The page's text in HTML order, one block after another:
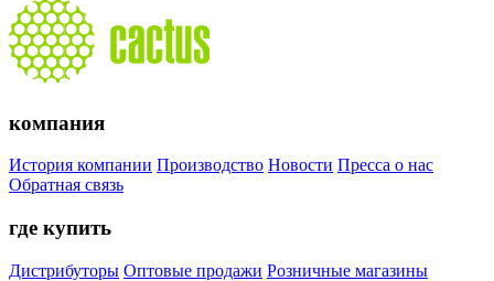
компания
История компании Производство Новости Пресса о нас
Обратная связь
где купить
Дистрибуторы Оптовые продажи Розничные магазины